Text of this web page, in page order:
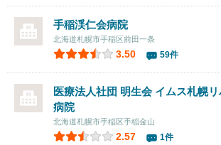
手稲渓仁会病院
北海道札幌市手稲区前田一条
3.50 59件
医療法人社団 明生会 イムス札幌
病院
北海道札幌市手稲区手稲金山
2.57 1件